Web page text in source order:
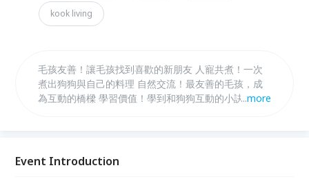
kook living
毛孩友善！讓毛孩找到喜歡的新朋友 人寵共煮！一次
煮出狗狗與自己的料理 自然交流！最友善的毛孩，成
為互動的橋樑 學習價值！學到和狗狗互動的小訣竅 不
...more
Event Introduction